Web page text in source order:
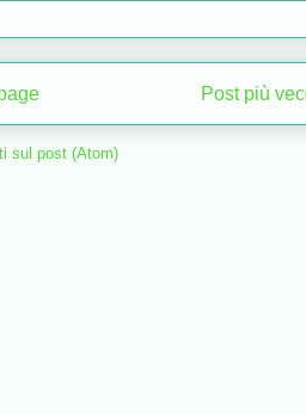
Post più
sul post (Atom)